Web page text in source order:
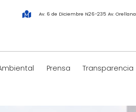
Av. 6 de Diciembre N26-235 Av. Orellana
Prensa Transparencia